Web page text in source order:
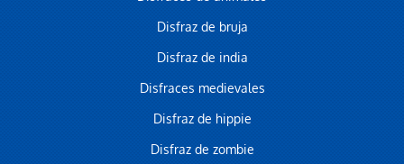
Disfraz de bruja
Disfraz de india
Disfraces medievales
Disfraz de hippie
Disfraz de zombie